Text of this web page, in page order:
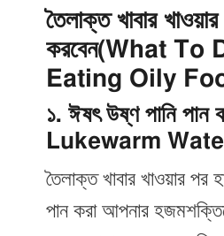
তৈলাক্ত খাবার
করবেন(What To
Eating Oily
১. ঈষৎ উষ্ণ পানি
Lukewarm
তৈলাক্ত খাবার খাওয়ার পর
পান করা আপনার